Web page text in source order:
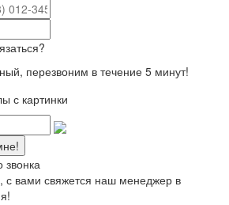
перезвоним в течение 5 минут!
с картинки
звонка
с вами свяжется наш менеджер в